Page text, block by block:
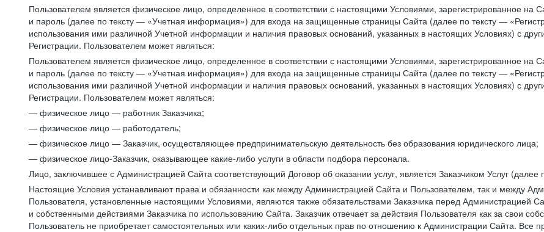
Пользователем является физическое лицо, определенное в соответствии с настоящими Условиями, зарегистрированное на
и пароль (далее по тексту — «Учетная информация») для входа на защищенные страницы Сайта (далее по тексту —
использования ими различной Учетной информации и наличия правовых оснований, указанных в настоящих Условиях) с
Регистрации. Пользователем может являться:
Пользователем является физическое лицо, определенное в соответствии с настоящими Условиями, зарегистрированное на
и пароль (далее по тексту — «Учетная информация») для входа на защищенные страницы Сайта (далее по тексту —
использования ими различной Учетной информации и наличия правовых оснований, указанных в настоящих Условиях) с
Регистрации. Пользователем может являться:
— физическое лицо — работник Заказчика;
— физическое лицо — работодатель;
— физическое лицо — Заказчик, осуществляющее предпринимательскую деятельность без образования юридического лица;
— физическое лицо-Заказчик, оказывающее какие-либо услуги в области подбора персонала.
Лицо, заключившее с Администрацией Сайта соответствующий Договор об оказании услуг, является Заказчиком Услуг (далее
Настоящие Условия устанавливают права и обязанности как между Администрацией Сайта и Пользователем, так и между
Пользователя, установленные настоящими Условиями, являются также обязательствами Заказчика перед Администрацией
и собственными действиями Заказчика по использованию Сайта. Заказчик отвечает за действия Пользователя как за свои
Пользователь не приобретает самостоятельных или каких-либо отдельных прав по отношению к Администрации Сайта. Все